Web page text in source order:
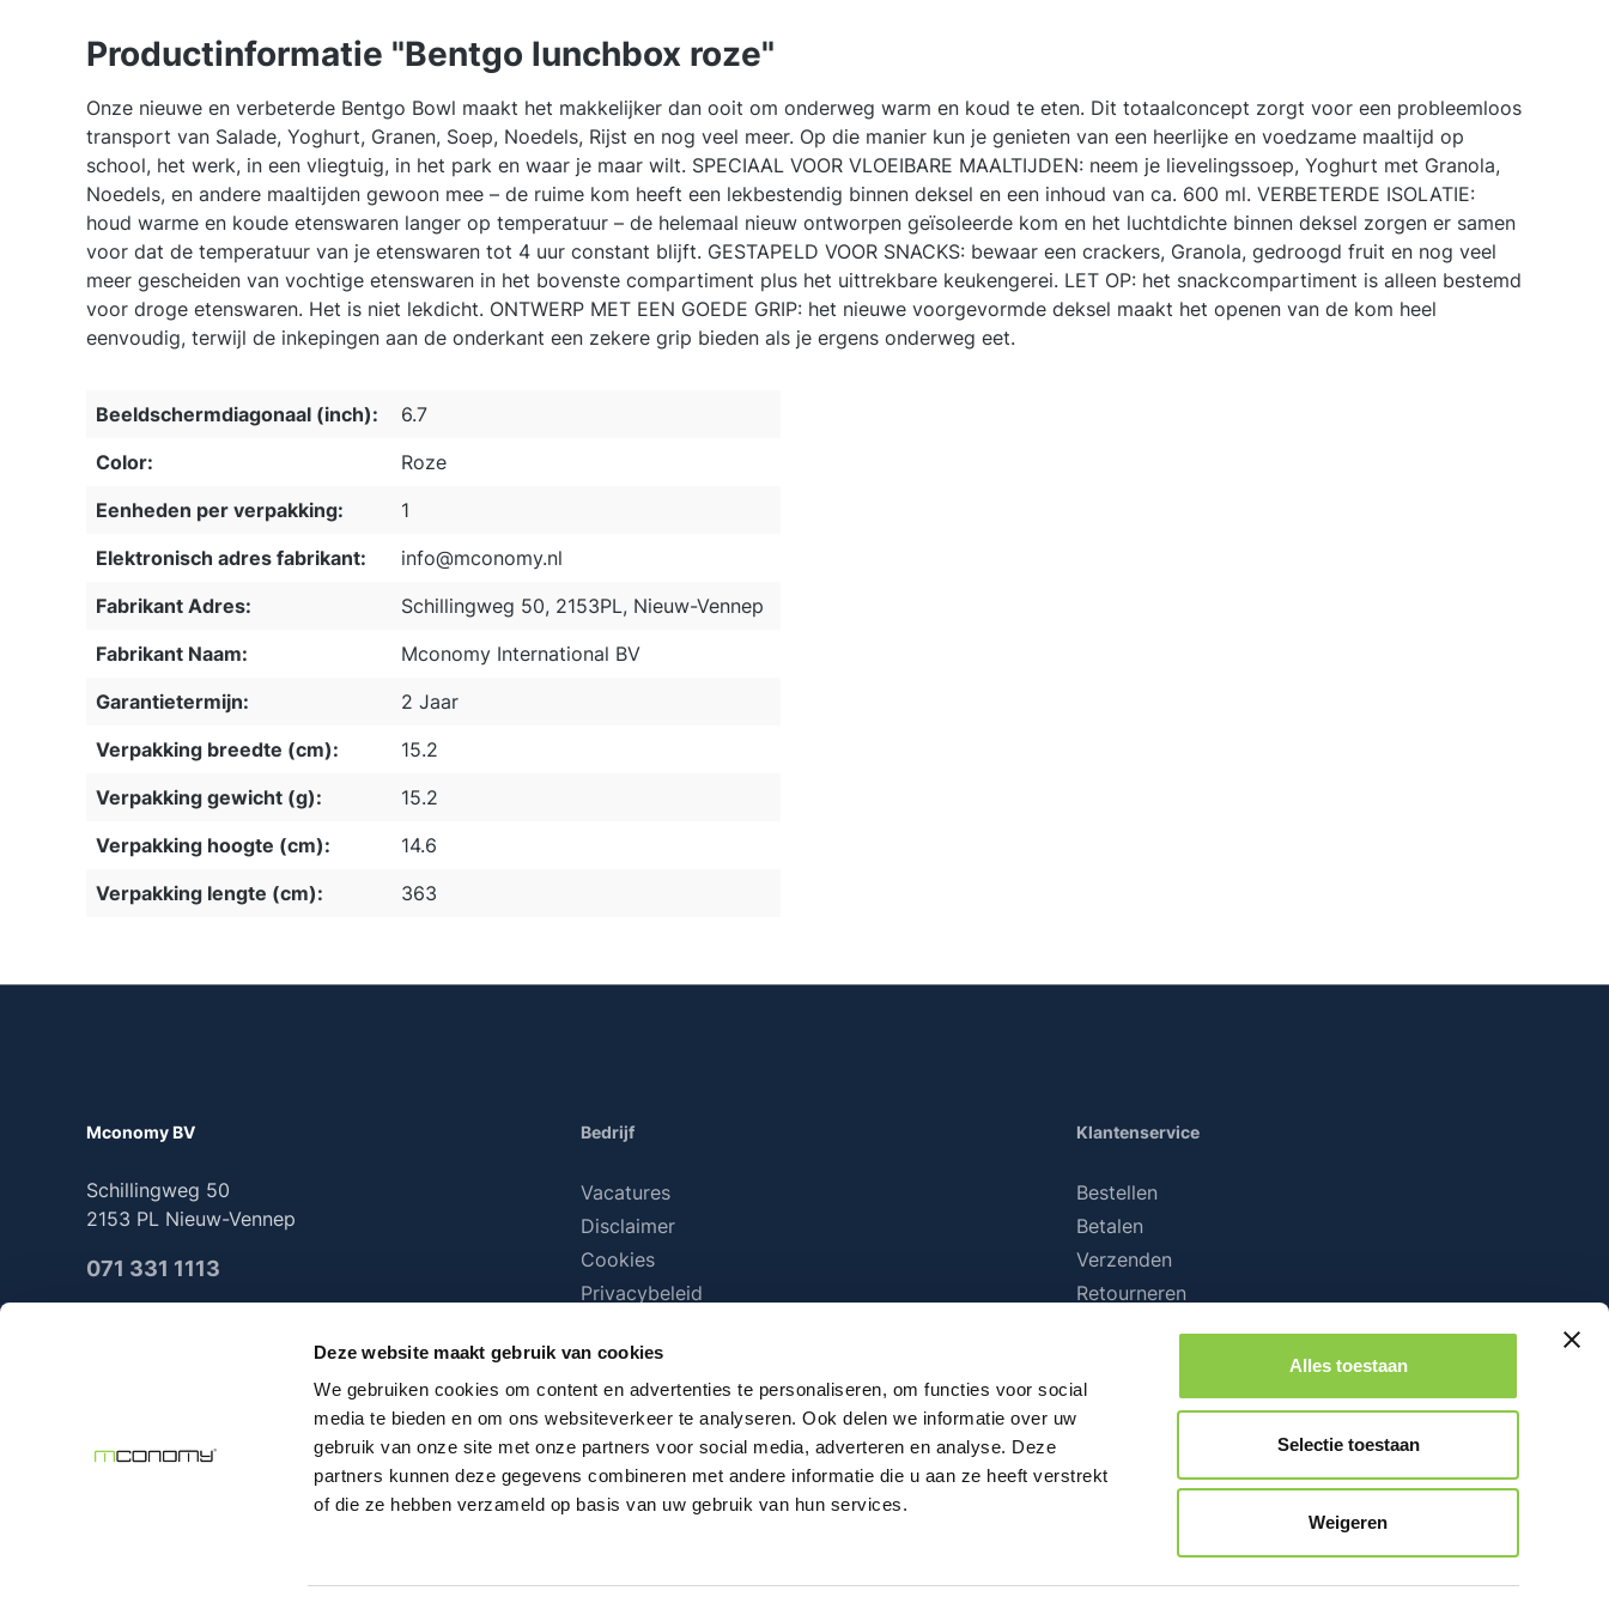
Deze website maakt gebruik van cookies
We gebruiken cookies om content en advertenties te personaliseren, om functies voor social
media te bieden en om ons websiteverkeer te analyseren. Ook delen we informatie over uw
gebruik van onze site met onze partners voor social media, adverteren en analyse. Deze
partners kunnen deze gegevens combineren met andere informatie die u aan ze heeft verstrekt
of die ze hebben verzameld op basis van uw gebruik van hun services.
Alles toestaan
Selectie toestaan
Weigeren
Productinformatie "Bentgo lunchbox roze"
Onze nieuwe en verbeterde Bentgo Bowl maakt het makkelijker dan ooit om onderweg warm en koud te eten. Dit totaalconcept zorgt voor een probleemloos
transport van Salade, Yoghurt, Granen, Soep, Noedels, Rijst en nog veel meer. Op die manier kun je genieten van een heerlijke en voedzame maaltijd op
school, het werk, in een vliegtuig, in het park en waar je maar wilt. SPECIAAL VOOR VLOEIBARE MAALTIJDEN: neem je lievelingssoep, Yoghurt met Granola,
Noedels, en andere maaltijden gewoon mee – de ruime kom heeft een lekbestendig binnen deksel en een inhoud van ca. 600 ml. VERBETERDE ISOLATIE:
houd warme en koude etenswaren langer op temperatuur – de helemaal nieuw ontworpen geïsoleerde kom en het luchtdichte binnen deksel zorgen er samen
voor dat de temperatuur van je etenswaren tot 4 uur constant blijft. GESTAPELD VOOR SNACKS: bewaar een crackers, Granola, gedroogd fruit en nog veel
meer gescheiden van vochtige etenswaren in het bovenste compartiment plus het uittrekbare keukengerei. LET OP: het snackcompartiment is alleen bestemd
voor droge etenswaren. Het is niet lekdicht. ONTWERP MET EEN GOEDE GRIP: het nieuwe voorgevormde deksel maakt het openen van de kom heel
eenvoudig, terwijl de inkepingen aan de onderkant een zekere grip bieden als je ergens onderweg eet.
Beeldschermdiagonaal (inch):
6.7
Color:
Roze
Eenheden per verpakking:
1
Elektronisch adres fabrikant:
info@mconomy.nl
Fabrikant Adres:
Schillingweg 50, 2153PL, Nieuw-Vennep
Fabrikant Naam:
Mconomy International BV
Garantietermijn:
2 Jaar
Verpakking breedte (cm):
15.2
Verpakking gewicht (g):
15.2
Verpakking hoogte (cm):
14.6
Verpakking lengte (cm):
363
Mconomy BV
Schillingweg 50
2153 PL Nieuw-Vennep
071 331 1113
2025 Mconomy all rights reserved
Bedrijf
Vacatures
Disclaimer
Cookies
Privacybeleid
Klantenservice
Bestellen
Betalen
Verzenden
Retourneren